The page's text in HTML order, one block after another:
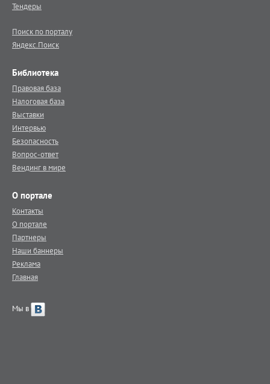
Тендеры
Поиск по порталу
Яндекс.Поиск
Библиотека
Правовая база
Налоговая база
Выставки
Интервью
Безопасность
Вопрос-ответ
Вендинг в мире
О портале
Контакты
О портале
Партнеры
Наши баннеры
Реклама
Главная
Мы в